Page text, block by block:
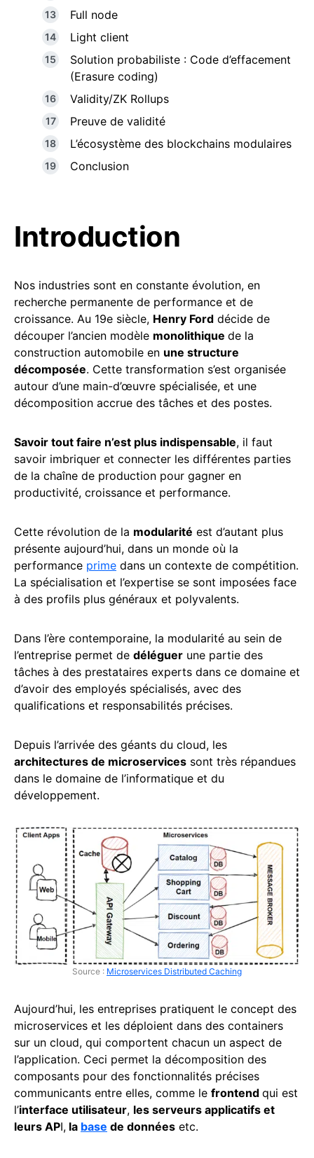
Full node
Light client
Solution probabiliste : Code d’effacement
(Erasure coding)
Validity/ZK Rollups
Preuve de validité
L’écosystème des blockchains modulaires
Conclusion
Introduction
Nos industries sont en constante évolution, en
recherche permanente de performance et de
croissance. Au 19e siècle, Henry Ford décide de
découper l’ancien modèle monolithique de la
construction automobile en une structure
décomposée. Cette transformation s’est organisée
autour d’une main-d’œuvre spécialisée, et une
décomposition accrue des tâches et des postes.
Savoir tout faire n’est plus indispensable, il faut
savoir imbriquer et connecter les différentes parties
de la chaîne de production pour gagner en
productivité, croissance et performance.
Cette révolution de la modularité est d’autant plus
présente aujourd’hui, dans un monde où la
performance prime dans un contexte de compétition.
La spécialisation et l’expertise se sont imposées face
à des profils plus généraux et polyvalents.
Dans l’ère contemporaine, la modularité au sein de
l’entreprise permet de déléguer une partie des
tâches à des prestataires experts dans ce domaine et
d’avoir des employés spécialisés, avec des
qualifications et responsabilités précises.
Depuis l’arrivée des géants du cloud, les
architectures de microservices sont très répandues
dans le domaine de l’informatique et du
développement.
Source : Microservices Distributed Caching
Aujourd’hui, les entreprises pratiquent le concept des
microservices et les déploient dans des containers
sur un cloud, qui comportent chacun un aspect de
l’application. Ceci permet la décomposition des
composants pour des fonctionnalités précises
communicants entre elles, comme le frontend qui est
l’interface utilisateur, les serveurs applicatifs et
leurs API, la base de données etc.